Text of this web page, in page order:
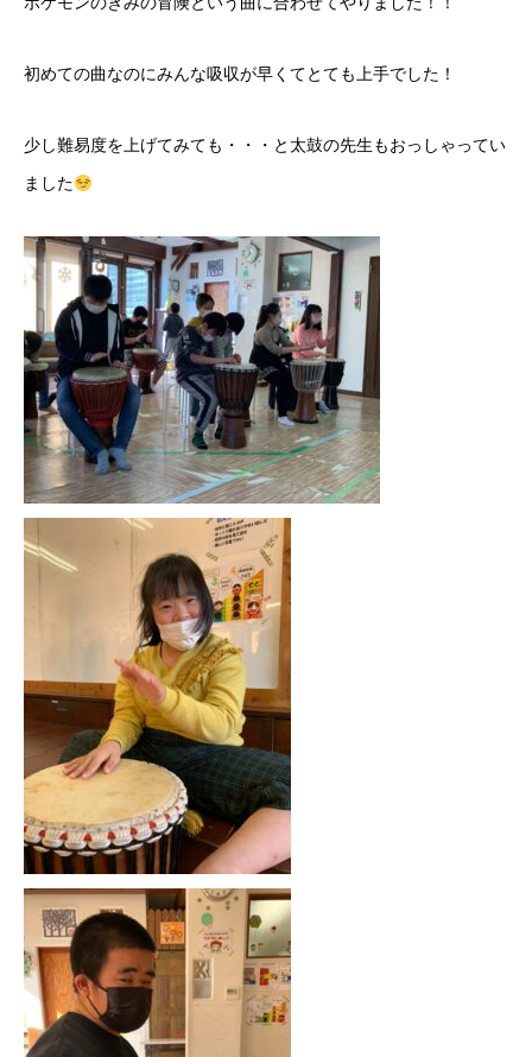
初めての曲なのにみんな吸収が早くてとても上手でした！
少し難易度を上げてみても・・・と太鼓の先生もおっしゃってい
ました